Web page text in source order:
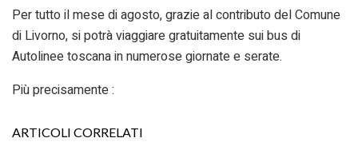
Per tutto il mese di agosto, grazie al contributo del Comune
di Livorno, si potrà viaggiare gratuitamente sui bus di
Autolinee toscana in numerose giornate e serate.
Più precisamente :
ARTICOLI CORRELATI